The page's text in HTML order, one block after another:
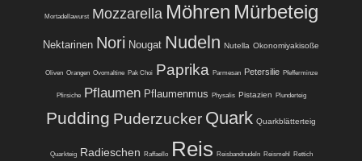
Mortadellawurst Mozzarella Möhren Mürbeteig
Nektarinen Nori Nougat Nudeln Nutella Okonomiyakisoße
Oliven Orangen Ovomaltine Pak Choi Paprika Parmesan Petersilie Pfefferminze
Pfirsiche Pflaumen Pflaumenmus Physalis Pistazien Plunderteig
Pudding Puderzucker Quark Quarkblätterteig
Quarkteig Radieschen Raffaello Reis Reisbandnudeln Reismehl Rettich